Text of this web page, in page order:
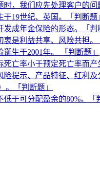
，我们应先处理客户的问
19世纪、英国。「判断题
成年金保险的形态。「判
是利益共享、风险共担。
生于2001年。 「判断题」
亡率小于预定死亡率而产
险提示、产品特征、红利
。「判断题」
于可分配盈余的80%。「